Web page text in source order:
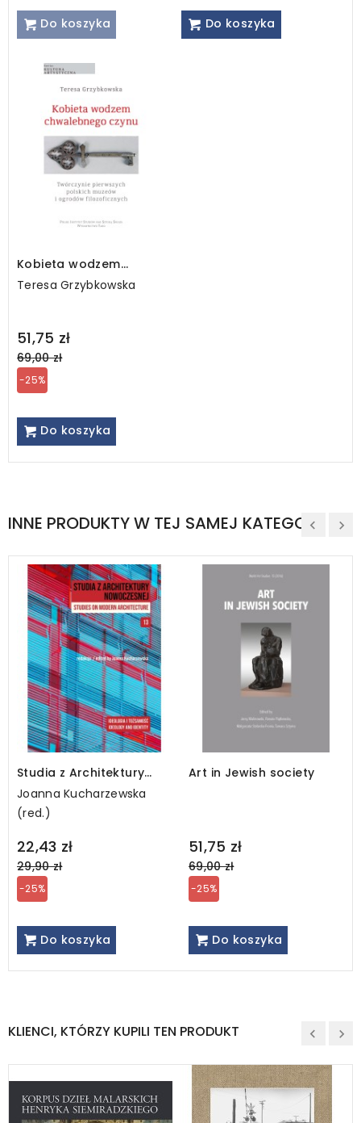
Do koszyka Do koszyka
Kobieta wodzem
chwalebnego czynu
Teresa Grzybkowska
51,75 zł
Regular
price
69,00 zł
-25%
Do koszyka
INNE PRODUKTY W TEJ SAMEJ KATEGORII
Studia z Architektury
Nowoczesnej, tom 13
Joanna Kucharzewska
(red.)
22,43 zł
Regular
price
29,90 zł
-25%
Do koszyka
Art in Jewish society
51,75 zł
Regular
price
69,00 zł
-25%
Do koszyka
KLIENCI, KTÓRZY KUPILI TEN PRODUKT